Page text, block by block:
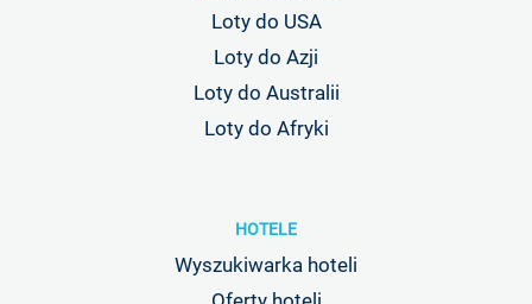
Loty do USA
Loty do Azji
Loty do Australii
Loty do Afryki
HOTELE
Wyszukiwarka hoteli